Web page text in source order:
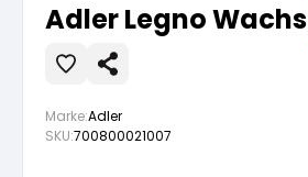
Wasserlösliche Grundierung
Lösemittelhältige Grundierung
Vorbereitung
Wasserlösliche Grundierung
Autoreparatur
Vorbereitung
Innenfarben
Adler Legno Wachs
Marke:Adler
SKU:700800021007